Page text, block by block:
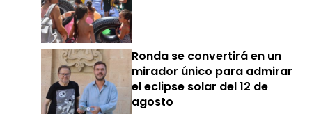
Ronda se convertirá en un
mirador único para admirar
el eclipse solar del 12 de
agosto